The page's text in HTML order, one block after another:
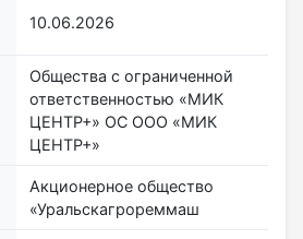
10.06.2026
Общества с ограниченной
ответственностью «МИК
ЦЕНТР+» ОС ООО «МИК
ЦЕНТР+»
Акционерное общество
«Уральскагрореммаш